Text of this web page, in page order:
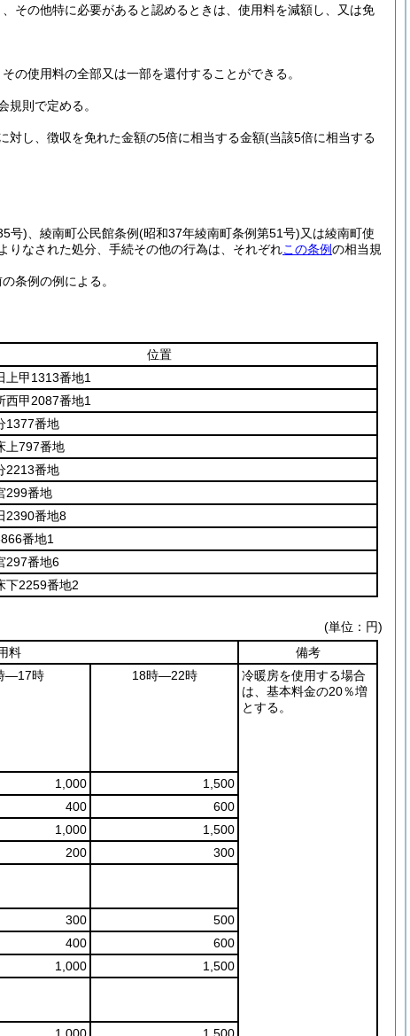
その他特に必要があると認めるときは、使用料を減額し、又は免
の使用料の全部又は一部を還付することができる。
則で定める。
対し、徴収を免れた金額の5倍に相当する金額(当該5倍に相当する
号) 、綾南町公民館条例(昭和37年綾南町条例第51号)又は綾南町使
りなされた処分、手続その他の行為は、それぞれこの条例の相当規
条例の例による。
位置
上甲1313番地1
西甲2087番地1
1377番地
上797番地
2213番地
299番地
2390番地8
番地1
297番地6
下2259番地2
(単位：円)
料
備考
―17時 18時―22時
冷暖房を使用する場合
は、基本料金の20％増
とする。
1,000
1,500
400
600
1,000
1,500
200
300
300
500
400
600
1,000
1,500